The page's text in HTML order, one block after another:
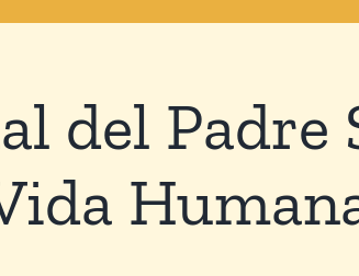
del Padre